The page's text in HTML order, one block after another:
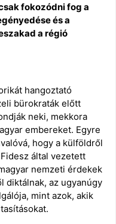
fokozódni fog a
és a
a régió
hangoztató
bürokraták előtt
neki, mekkora
embereket. Egyre
hogy a külföldről
által vezetett
nemzeti érdekek
diktálnak, az ugyanúgy
mint azok, akik